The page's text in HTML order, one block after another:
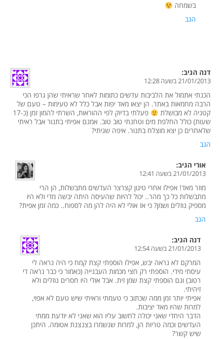
בשמחה
הגב
דנה הגיב:
21/01/2013 בשעה 12:28
הכנתי אתמול את הלביבות עדשים כתומות לאחר שראיתי שהן גרפו הכי
הרבה מחמאות באתר. הן יצאו מאד יפות אבל כלל לא טעימות – טעם של
קטניה לא מבושלת
פעלתי בדיוק לפי ההוראות, השרתי להמון זמן (כ-17
שעות) כולל החלפת מים וטחנתי טוב טוב. אמנם אפיתי בתנור אבל ראיתי
שלאחרים כן יצא מוצלח בתנור. איפה שגיתי?
הגב
אורי הגיב:
21/01/2013 בשעה 12:41
מוזר מאד! אפילו אחרי טיגון קצרצר העדשים מתבשלות, הן הרי
מתבשלות כל כך מהר.. יכול להיות שהעיסה היתה יבשה מדי ולא היו
מספיק נוזלים ושמן? כי אז אולי לא היה להן מה לספוח.. כמה זמן אפית?
הגב
דנה הגיב:
21/01/2013 בשעה 12:54
המרקם לא נראה יבש, אפילו הוספתי קצת קמח כי היה נראה לי
עיסתי מידי. הוספתי רק חצי מכמות העבנייה (כאמור כי כבר נראה די
רטוב) וגם הוספתי קצת שמן זית. אבל אולי היו חסרים נוזלים ולא
זיהיתי.
אפיתי יותר זמן ממה שכתוב כי טעמתי וראיתי שיש טעם לא אפוי,
למרות שהיו מאד יציבות.
הדבר היחדי שאני יכולה לחשוב עליו הוא שאני לא יודעת ממתי
העדשים וכמה טריות הן, למרות שנשמרו בצנצנת אטומה. היתכן
שיש קשר?